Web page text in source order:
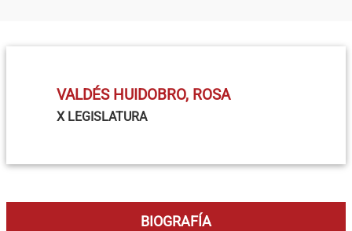
VALDÉS HUIDOBRO, ROSA
X LEGISLATURA
BIOGRAFÍA